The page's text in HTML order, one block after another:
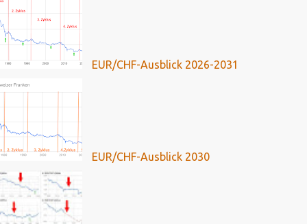
EUR/CHF-Ausblick 2026-2031
EUR/CHF-Ausblick 2030